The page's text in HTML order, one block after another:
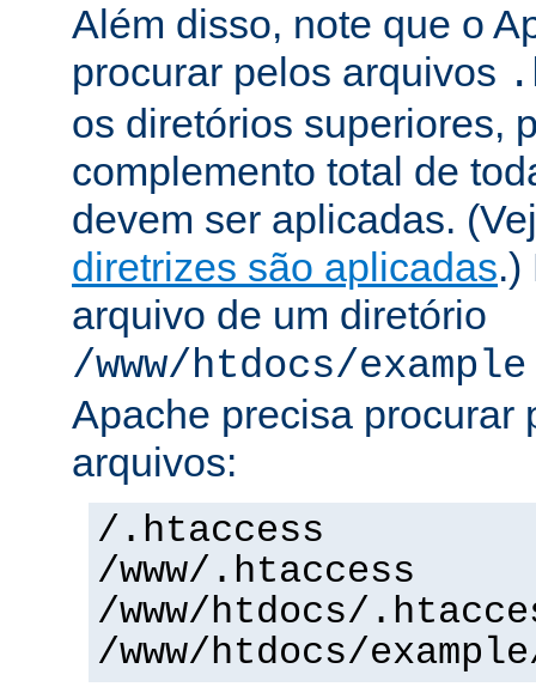
Além disso, note que o
procurar pelos arquivos
os diretórios superiores,
complemento total de
devem ser aplicadas.
diretrizes são aplicadas.)
arquivo de um diretório
/www/htdocs/example
Apache precisa procurar
arquivos:
/.htaccess
/www/.htaccess
/www/htdocs/
/www/htdocs/